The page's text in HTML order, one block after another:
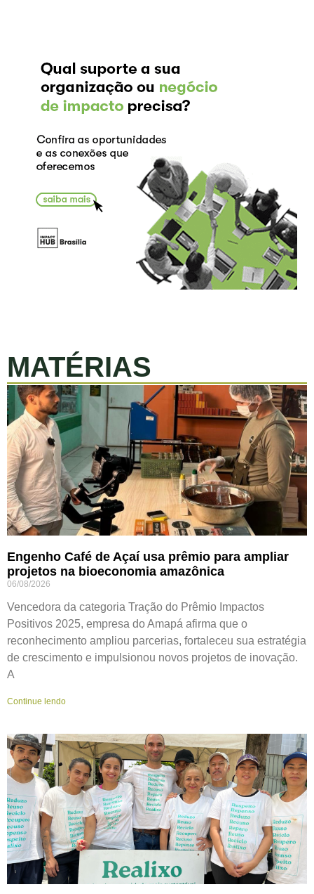
MATÉRIAS
Engenho Café de Açaí usa prêmio para ampliar
projetos na bioeconomia amazônica
06/08/2026
Vencedora da categoria Tração do Prêmio Impactos
Positivos 2025, empresa do Amapá afirma que o
reconhecimento ampliou parcerias, fortaleceu sua estratégia
de crescimento e impulsionou novos projetos de inovação.
A
Continue lendo